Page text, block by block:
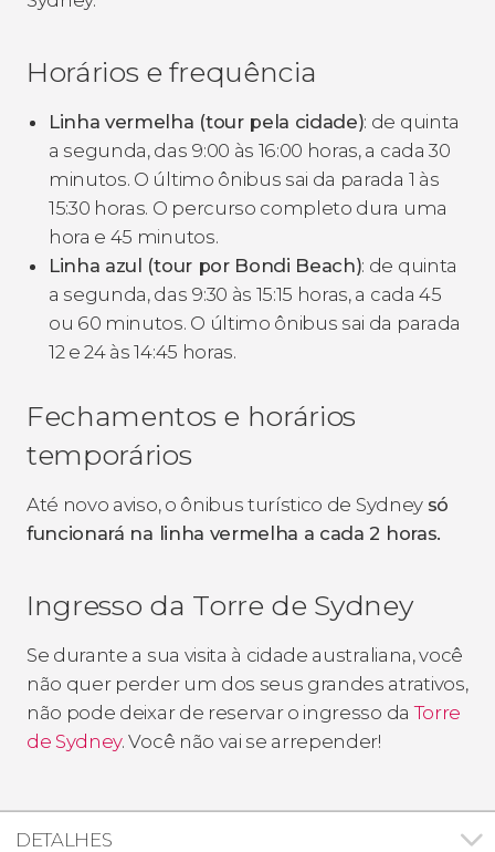
Horários e frequência
Linha vermelha (tour pela cidade): de quinta
a segunda, das 9:00 às 16:00 horas, a cada 30
minutos. O último ônibus sai da parada 1 às
15:30 horas. O percurso completo dura uma
hora e 45 minutos.
Linha azul (tour por Bondi Beach): de quinta
a segunda, das 9:30 às 15:15 horas, a cada 45
ou 60 minutos. O último ônibus sai da parada
12 e 24 às 14:45 horas.
Fechamentos e horários
temporários
Até novo aviso, o ônibus turístico de Sydney só
funcionará na linha vermelha a cada 2 horas.
Ingresso da Torre de Sydney
Se durante a sua visita à cidade australiana, você
não quer perder um dos seus grandes atrativos,
não pode deixar de reservar o ingresso daTorre
de Sydney. Você não vai se arrepender!
DETALHES